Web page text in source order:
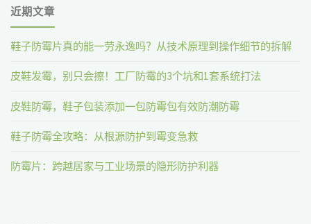
近期文章
鞋子防霉片真的能一劳永逸吗？从技术原理到操作细节的拆解
皮鞋发霉，别只会擦！工厂防霉的3个坑和1套系统打法
皮鞋防霉，鞋子包装添加一包防霉包有效防潮防霉
鞋子防霉全攻略：从根源防护到霉变急救
防霉片：跨越居家与工业场景的隐形防护利器